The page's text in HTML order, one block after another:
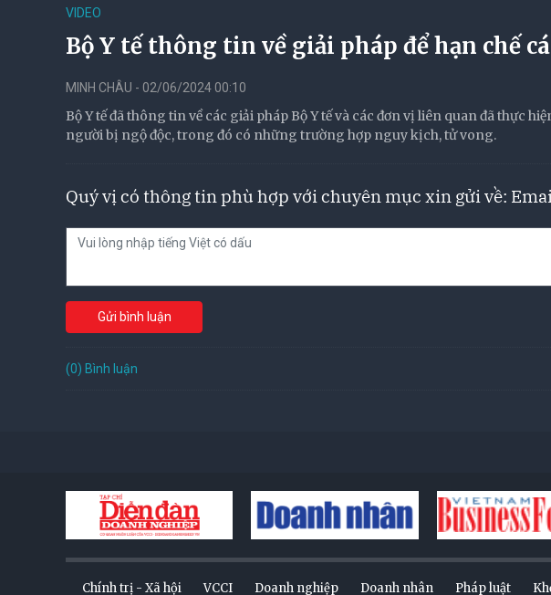
VIDEO
Bộ Y tế thông tin về giải pháp để hạn chế
MINH CHÂU - 02/06/2024 00:10
Bộ Y tế đã thông tin về các giải pháp Bộ Y tế và các đơn vị liên quan đã thực
người bị ngộ độc, trong đó có những trường hợp nguy kịch, tử vong.
Quý vị có thông tin phù hợp với chuyên mục xin gửi về:
Gửi bình luận
(0) Bình luận
Chính trị - Xã hội VCCI Doanh nghiệp Doanh nhân Pháp luật